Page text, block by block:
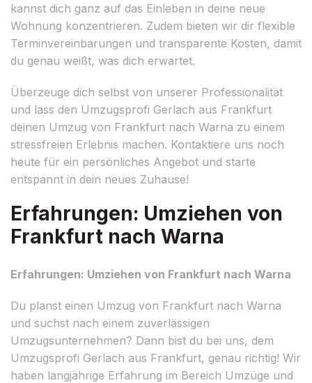
kannst dich ganz auf das Einleben in deine neue
Wohnung konzentrieren. Zudem bieten wir dir flexible
Terminvereinbarungen und transparente Kosten, damit
du genau weißt, was dich erwartet.
Überzeuge dich selbst von unserer Professionalität
und lass den Umzugsprofi Gerlach aus Frankfurt
deinen Umzug von Frankfurt nach Warna zu einem
stressfreien Erlebnis machen. Kontaktiere uns noch
heute für ein persönliches Angebot und starte
entspannt in dein neues Zuhause!
Erfahrungen: Umziehen von
Frankfurt nach Warna
Erfahrungen: Umziehen von Frankfurt nach Warna
Du planst einen Umzug von Frankfurt nach Warna
und suchst nach einem zuverlässigen
Umzugsunternehmen? Dann bist du bei uns, dem
Umzugsprofi Gerlach aus Frankfurt, genau richtig! Wir
haben langjährige Erfahrung im Bereich Umzüge und